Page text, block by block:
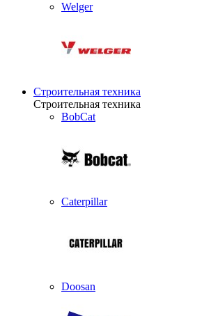
Welger
Строительная техника
Строительная техника
BobCat
Caterpillar
Doosan